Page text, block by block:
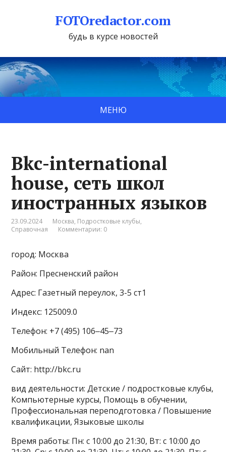
FOTOredactor.com
будь в курсе новостей
МЕНЮ
Bkc-international
house, сеть школ
иностранных языков
23.09.2024 Москва, Подростковые клубы,
Справочная
Комментарии: 0
город: Москва
Район: Пресненский район
Адрес: Газетный переулок, 3-5 ст1
Индекс: 125009.0
Телефон: +7 (495) 106‒45‒73
Мобильный Телефон: nan
Сайт: http://bkc.ru
вид деятельности: Детские / подростковые клубы,
Компьютерные курсы, Помощь в обучении,
Профессиональная переподготовка / Повышение
квалификации, Языковые школы
Время работы: Пн: с 10:00 до 21:30, Вт: с 10:00 до